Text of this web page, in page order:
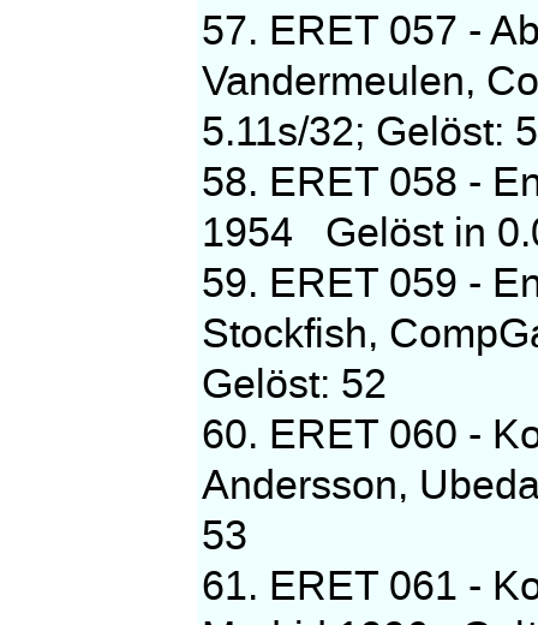
57. ERET 057 -
Vandermeulen,
5.11s/32; Gelöst:
58. ERET 058 -
1954 Gelöst in
59. ERET 059 -
Stockfish,
Gelöst: 52
60. ERET 060 -
Andersson,
53
61. ERET 061 -